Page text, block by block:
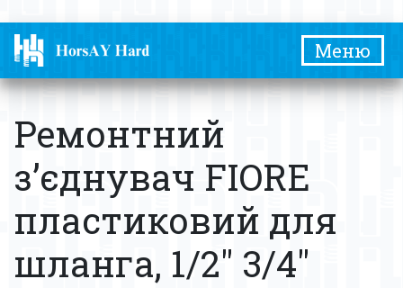
Меню
Ремонтний
з’єднувач FIORE
пластиковий для
шланга, 1/2″ 3/4″